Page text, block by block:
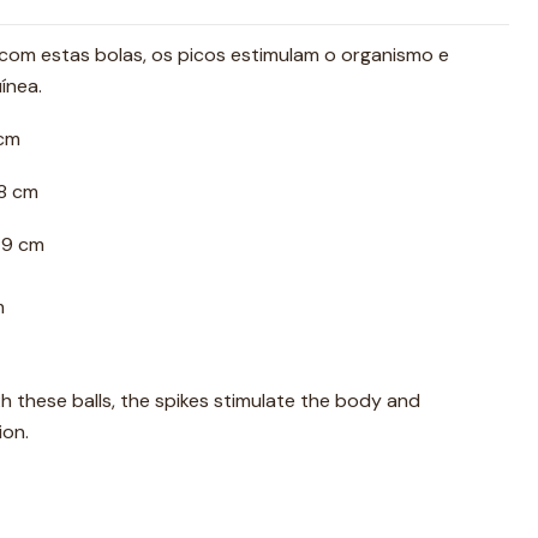
estas bolas, os picos estimulam o organismo e
cm
cm
these balls, the spikes stimulate the body and